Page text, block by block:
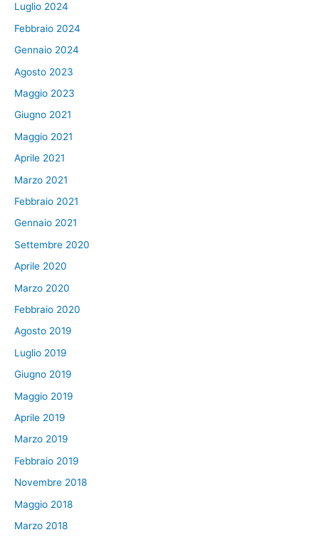
Luglio 2024
Febbraio 2024
Gennaio 2024
Agosto 2023
Maggio 2023
Giugno 2021
Maggio 2021
Aprile 2021
Marzo 2021
Febbraio 2021
Gennaio 2021
Settembre 2020
Aprile 2020
Marzo 2020
Febbraio 2020
Agosto 2019
Luglio 2019
Giugno 2019
Maggio 2019
Aprile 2019
Marzo 2019
Febbraio 2019
Novembre 2018
Maggio 2018
Marzo 2018